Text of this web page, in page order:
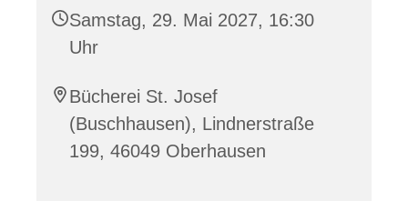
Samstag, 29. Mai 2027, 16:30
Uhr
Bücherei St. Josef
(Buschhausen), Lindnerstraße
199, 46049 Oberhausen